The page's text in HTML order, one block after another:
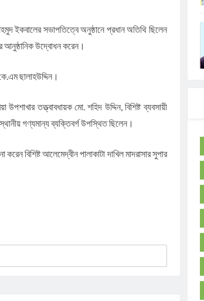
ইকবালের সভাপতিত্বে অনুষ্ঠানে প্রধান অতিথি ছিলেন
আনুষ্ঠানিক উদ্বোধন করেন।
ছালাহউদ্দিন।
তত্ত্বাবধায়ক মো. শহিদ উদ্দিন, বিশিষ্ট ব্যবসায়ী
গণ্যমান্য ব্যক্তিবর্গ উপস্থিত ছিলেন।
বিশিষ্ট আলেমেদ্বীন পালাকাটা দাখিল মাদরাসার সুপার